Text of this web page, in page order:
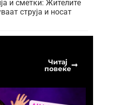
и сметки: Жителите
струја и носат
Читај
повеќе